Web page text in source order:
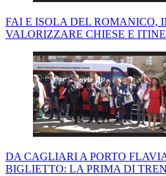
FAI E ISOLA DEL ROMANICO,
VALORIZZARE CHIESE E
DA CAGLIARI A PORTO
BIGLIETTO: LA PRIMA DI